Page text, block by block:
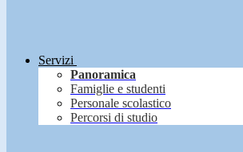
Servizi
Panoramica
Famiglie e studenti
Personale scolastico
Percorsi di studio